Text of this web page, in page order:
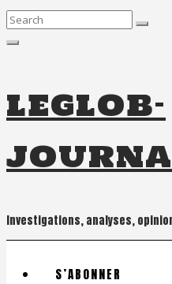
Search
leglob-
Investigations, analyses,
S’ABONNER